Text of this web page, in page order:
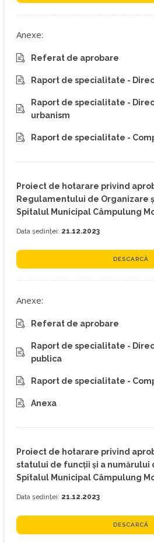
Anexe:
Referat de aprobare
Raport de specialitate -
Raport de specialitate -
urbanism
Raport de specialitate -
Proiect de hotarare privind
Regulamentului de Organizare
Spitalul Municipal Câmpulung
Data ședinței: 21.12.2023
DESCARCĂ
Anexe:
Referat de aprobare
Raport de specialitate -
publica
Raport de specialitate -
Anexa
Proiect de hotarare privind
statului de funcţii şi a numărului
Spitalul Municipal Câmpulung
Data ședinței: 21.12.2023
DESCARCĂ